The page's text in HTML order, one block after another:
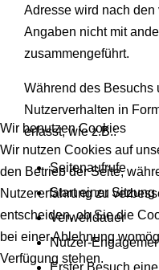
Adresse wird nach
Angaben nicht mit
zusammengeführt.
Während des Besuchs
Nutzerverhalten in
erfasst, wie z.B.:
Seitenaufrufe
Start einer Sitzung
Verweildauer
Nutzer-
Erster Besuch
Wir benutzen Cookies
Wir nutzen Cookies auf
den Betrieb der Seite,
Nutzererfahrung zu
entscheiden, ob Sie die
bei einer Ablehnung
Verfügung stehen.